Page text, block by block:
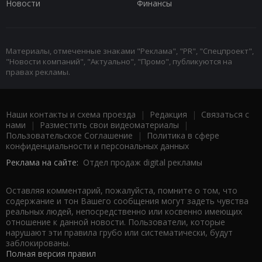
Новости
Финансы
Материалы, отмеченные знаками "Реклама", "PR", "Спецпроект",
"Новости компаний", "Актуально", "Промо", публикуются на
правах рекламы.
Наши контакты и схема проезда | Редакция | Связаться с
нами | Разместить свои видеоматериалы |
Пользовательское Соглашение |
Политика в сфере
конфиденциальности и персональных данных
Реклама на сайте: Отдел продаж digital рекламы
Оставляя комментарий, пожалуйста, помните о том, что
содержание и тон Вашего сообщения могут задеть чувства
реальных людей, непосредственно или косвенно имеющих
отношение к данной новости. Пользователи, которые
нарушают эти правила грубо или систематически, будут
заблокированы.
Полная версия правил